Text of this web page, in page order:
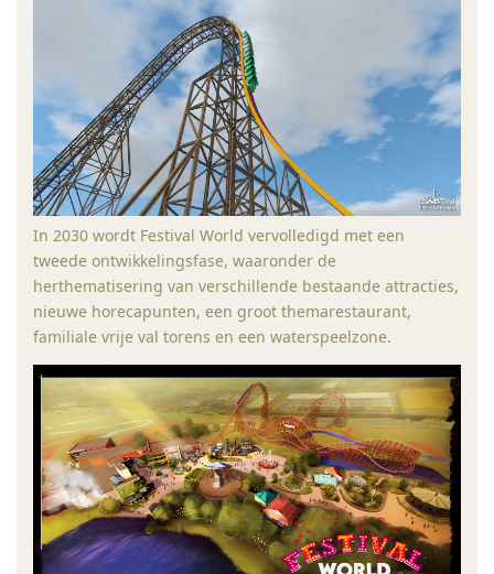
In 2030 wordt Festival World vervolledigd met een
tweede ontwikkelingsfase, waaronder de
herthematisering van verschillende bestaande attracties,
nieuwe horecapunten, een groot themarestaurant,
familiale vrije val torens en een waterspeelzone.